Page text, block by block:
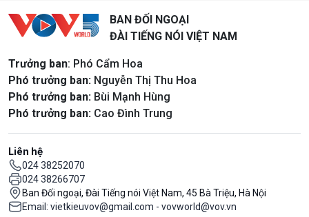
BAN ĐỐI NGOẠI
ĐÀI TIẾNG NÓI VIỆT NAM
Trưởng ban: Phó Cẩm Hoa
Phó trưởng ban: Nguyễn Thị Thu Hoa
Phó trưởng ban: Bùi Mạnh Hùng
Phó trưởng ban: Cao Đình Trung
Liên hệ
024 38252070
024 38266707
Ban Đối ngoại, Đài Tiếng nói Việt Nam, 45 Bà Triệu, Hà Nội
Email: vietkieuvov@gmail.com - vovworld@vov.vn